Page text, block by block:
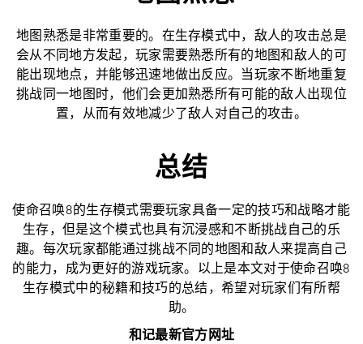
地图熟悉是非常重要的。在生存模式中，敌人的攻击总是
会从不同地方发起，玩家需要熟悉所有的地图和敌人的可
能出现地点，并能够迅速地做出反应。当玩家不断地重复
挑战同一地图时，他们会更加熟悉所有可能的敌人出现位
置，从而有效地减少了敌人对自己的攻击。
总结
使命召唤8的生存模式需要玩家具备一定的技巧和战略才能
生存，但是这个模式也具有沉浸感和不断挑战自己的乐
趣。每次玩家都能通过挑战不同的地图和敌人来提高自己
的能力，成为更好的游戏玩家。以上是本文对于使命召唤8
生存模式中的秘籍和技巧的总结，希望对玩家们有所帮
助。
和记最新官方网址